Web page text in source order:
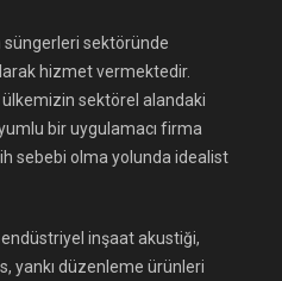
süngerleri sektöründe
hizmet vermektedir.
ülkemizin sektörel alandaki
bir uygulamacı firma
sebebi olma yolunda idealist
inşaat akustiği,
yankı düzenleme ürünleri